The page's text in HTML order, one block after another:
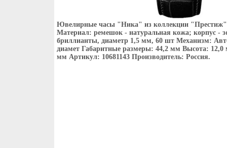
Ювелирные часы "Ника" из коллекции "Престиж"
Материал: ремешок - натуральная кожа; корпус -
бриллианты, диаметр 1,5 мм, 60 шт Механизм:
диамет Габаритные размеры: 44,2 мм Высота:
мм Артикул: 10681143 Производитель: Россия.